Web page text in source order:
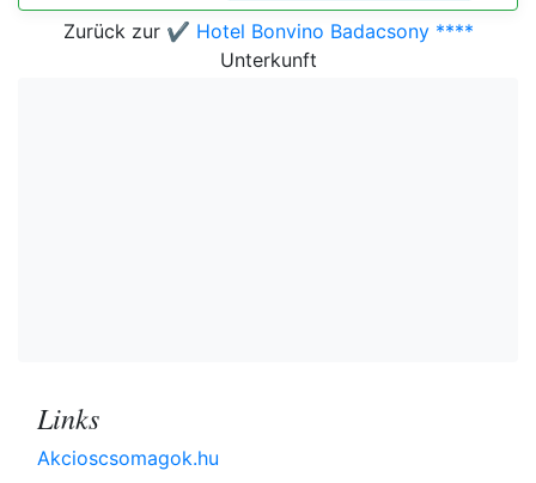
Zurück zur ✔️ Hotel Bonvino Badacsony ****
Unterkunft
Links
Akcioscsomagok.hu